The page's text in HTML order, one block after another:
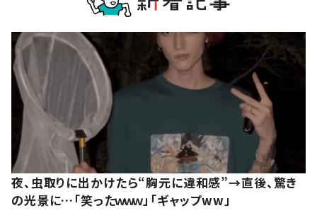
夜、虫取りに出かけたら“胸元に違和感”→直後、驚き
の光景に…「笑ったｗｗｗ」「ギャップww」